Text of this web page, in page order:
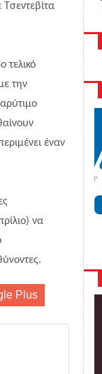
τελικό
την
έναν
να
Plus